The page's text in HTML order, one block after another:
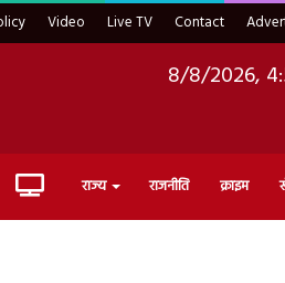
Video Live TV Contact
8/8/2026,
Live राज्य राजनीति क्राइम